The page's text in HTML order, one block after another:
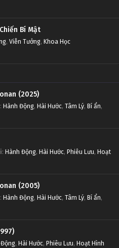
Bí Mật
, Viễn Tưởng, Khoa Học
(2025)
: Hành Động, Hài Hước, Tâm Lý, Bí ẩn,
: Hành Động, Hài Hước, Phiêu Lưu, Hoạt
(2005)
: Hành Động, Hài Hước, Tâm Lý, Bí ẩn,
, Hài Hước, Phiêu Lưu, Hoạt Hình